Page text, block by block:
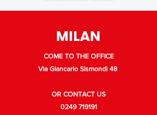
MILAN
COME TO THE OFFICE
Via Giancarlo Sismondi 48
OR CONTACT US
0249 719191